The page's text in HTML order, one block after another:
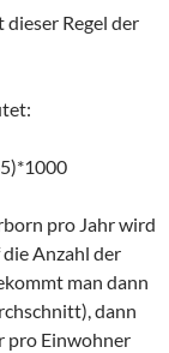
dieser Regel der
pro Jahr wird
Anzahl der
man dann
dann
pro Einwohner